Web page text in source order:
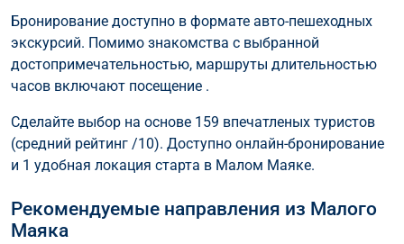
Бронирование доступно в формате авто-пешеходных
экскурсий. Помимо знакомства с выбранной
достопримечательностью, маршруты длительностью
часов включают посещение .
Сделайте выбор на основе 159 впечатленых туристов
(средний рейтинг /10). Доступно онлайн-бронирование
и 1 удобная локация старта в Малом Маяке.
Рекомендуемые направления из Малого
Маяка